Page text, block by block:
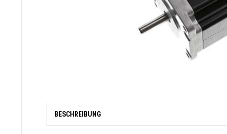
BESCHREIBUNG